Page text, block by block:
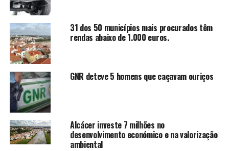
31 dos 50 municípios mais procurados têm
rendas abaixo de 1.000 euros.
GNR deteve 5 homens que caçavam ouriços
Alcácer investe 7 milhões no
desenvolvimento económico e na valorização
ambiental